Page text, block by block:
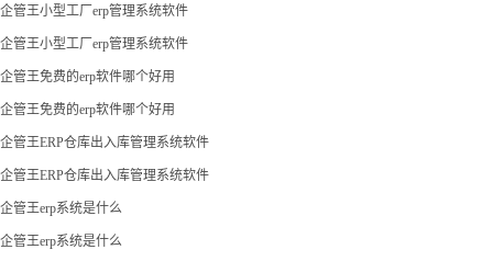
企管王小型工厂erp管理系统软件
企管王小型工厂erp管理系统软件
企管王免费的erp软件哪个好用
企管王免费的erp软件哪个好用
企管王ERP仓库出入库管理系统软件
企管王ERP仓库出入库管理系统软件
企管王erp系统是什么
企管王erp系统是什么